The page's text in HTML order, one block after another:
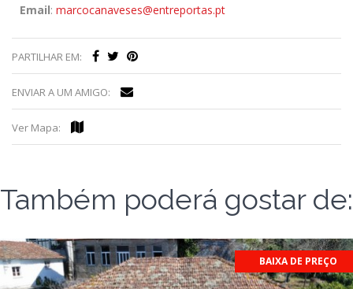
Email: marcocanaveses@entreportas.pt
PARTILHAR EM:
ENVIAR A UM AMIGO:
Ver Mapa:
Também poderá gostar de:
BAIXA DE PREÇO